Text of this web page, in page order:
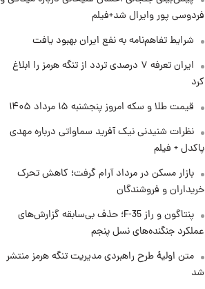
تولید سایپا؛ نام خودرو، مبلغ پیش
پرداخت و زمان تحویل | سود
مشارکت چند درصد است؟
فردوسی پور وایرال شد+فیلم
شرایط تفاهم‌نامه به نفع ایران بهبود یافت
ایران تعرفه ۷ درصدی تردد از تنگه هرمز را ابلاغ
کرد
قیمت طلا و سکه امروز پنجشنبه ۱۵ مرداد ۱۴۰۵
نظرات شنیدنی نیک آفرید سماواتی درباره مهدی
پاکدل + فیلم
بازار مسکن در مرداد آرام گرفت؛ کاهش تحرک
خریداران و فروشندگان
پنتاگون و راز F-35؛ حذف بی‌سابقه گزارش‌های
عملکرد جنگنده‌های نسل پنجم
متن اولیۀ طرح راهبردی مدیریت تنگه هرمز منتشر
شد